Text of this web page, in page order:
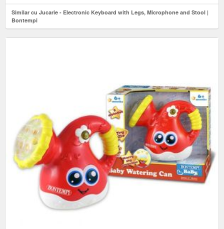
Similar cu Jucarie - Electronic Keyboard with Legs, Microphone and Stool |
Bontempi